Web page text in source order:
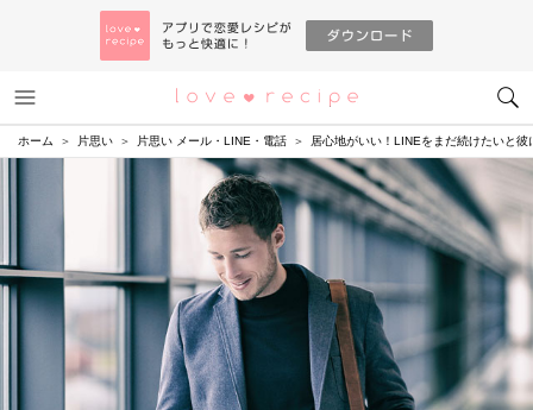
恋愛レシピ
ホーム 片思い 片思い メール・LINE・電話 居心地がいい！LINEをまだ続けたいと